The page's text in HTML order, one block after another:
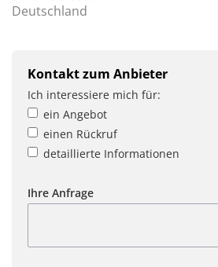
Deutschland
Kontakt zum Anbieter
Ich interessiere mich für:
ein Angebot
einen Rückruf
detaillierte Informationen
Ihre Anfrage